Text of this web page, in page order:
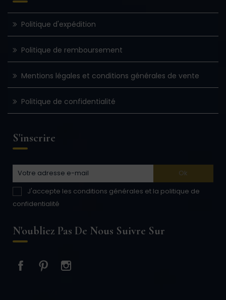
Politique d'expédition
Politique de remboursement
Mentions légales et conditions générales de vente
Politique de confidentialité
S'inscrire
J'accepte les conditions générales et la politique de
confidentialité
N'oubliez Pas De Nous Suivre Sur
FacebookPinterest